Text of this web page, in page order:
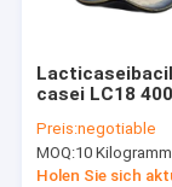
casei LC18 400
Probiotisches
Vegan/
Preis:negotiable
MOQ:10 Kilogramm